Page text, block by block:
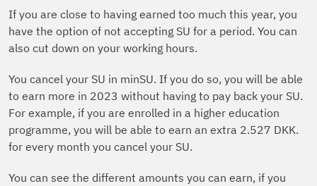
If you are close to having earned too much this year, you
have the option of not accepting SU for a period. You can
also cut down on your working hours.
You cancel your SU in minSU. If you do so, you will be able
to earn more in 2023 without having to pay back your SU.
For example, if you are enrolled in a higher education
programme, you will be able to earn an extra 2.527 DKK.
for every month you cancel your SU.
You can see the different amounts you can earn, if you